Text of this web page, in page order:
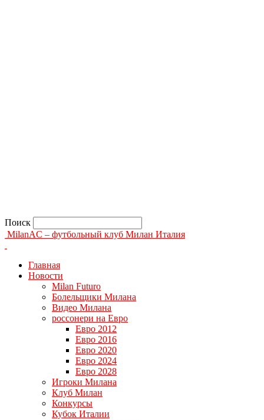
Поиск
MilanAC – футбольный клуб Милан Италия
Главная
Новости
Milan Futuro
Болельщики Милана
Видео Милана
россонери на Евро
Евро 2012
Евро 2016
Евро 2020
Евро 2024
Евро 2028
Игроки Милана
Клуб Милан
Конкурсы
Кубок Италии